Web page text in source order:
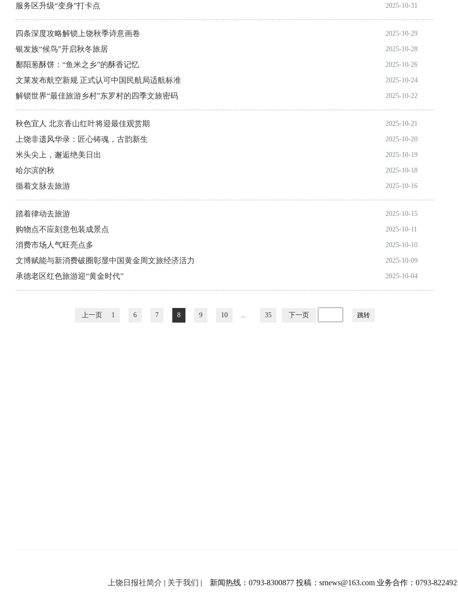
服务区升级“变身”打卡点 2025-10-31
四条深度攻略解锁上饶秋季诗意画卷 2025-10-29
银发族“候鸟”开启秋冬旅居 2025-10-28
鄱阳葱酥饼：“鱼米之乡”的酥香记忆 2025-10-26
文莱发布航空新规 正式认可中国民航局适航标准 2025-10-24
解锁世界“最佳旅游乡村”东罗村的四季文旅密码 2025-10-22
秋色宜人 北京香山红叶将迎最佳观赏期 2025-10-21
上饶非遗风华录：匠心铸魂，古韵新生 2025-10-20
米头尖上，邂逅绝美日出 2025-10-19
哈尔滨的秋 2025-10-18
循着文脉去旅游 2025-10-16
踏着律动去旅游 2025-10-15
购物点不应刻意包装成景点 2025-10-11
消费市场人气旺亮点多 2025-10-10
文博赋能与新消费破圈彰显中国黄金周文旅经济活力 2025-10-09
承德老区红色旅游迎“黄金时代” 2025-10-04
上一页 1 6 7 8 9 10 35 下一页 跳转
上饶日报社简介 | 关于我们 | 新闻热线：0793-8300877 投稿：srnews@163.com 业务合作：0793-